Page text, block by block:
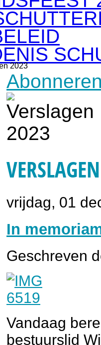
2023
vrijdag, 01
In
Geschreven
Vandaag
bestuurslid